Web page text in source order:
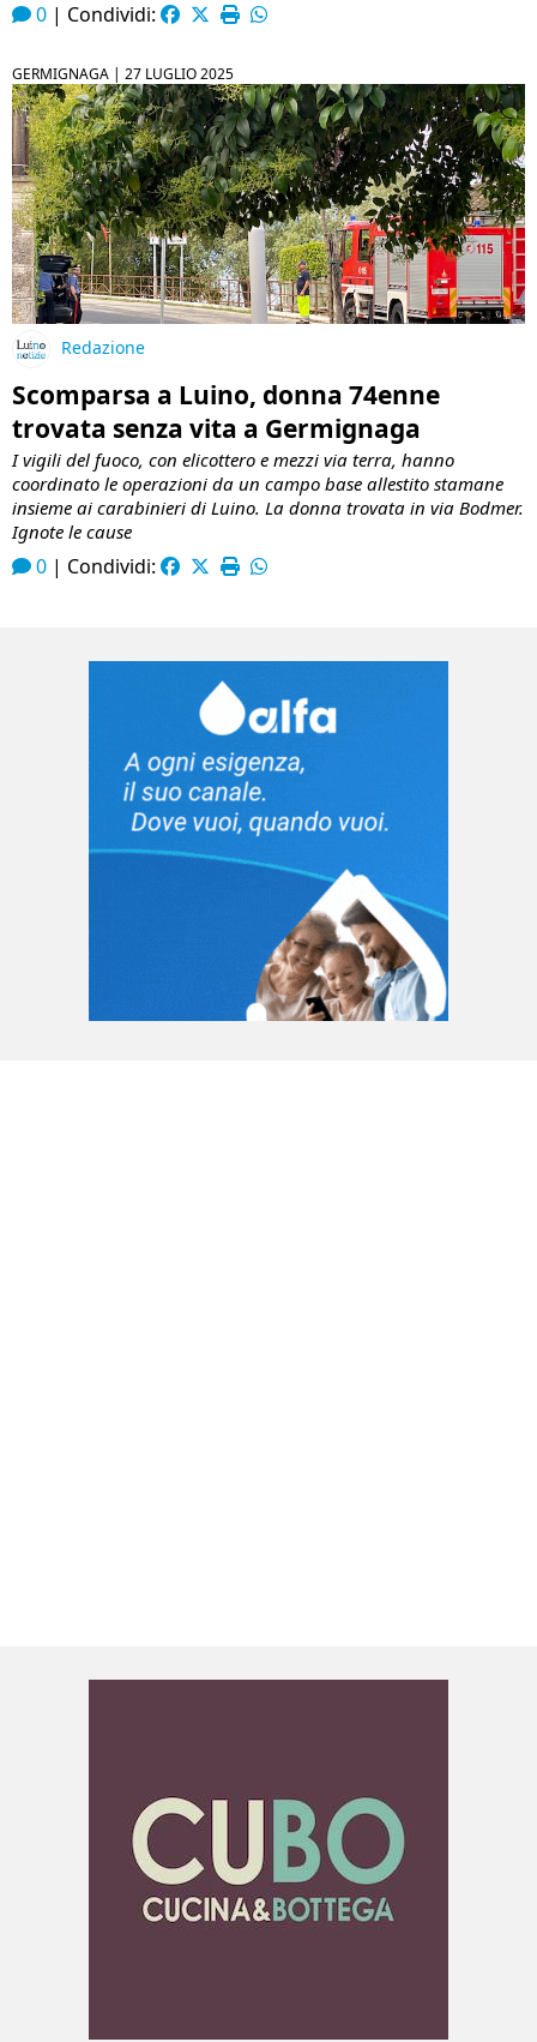
0 | Condividi:
GERMIGNAGA | 27 LUGLIO 2025
Redazione
Scomparsa a Luino, donna 74enne
trovata senza vita a Germignaga
I vigili del fuoco, con elicottero e mezzi via terra, hanno
coordinato le operazioni da un campo base allestito stamane
insieme ai carabinieri di Luino. La donna trovata in via Bodmer.
Ignote le cause
0 | Condividi: